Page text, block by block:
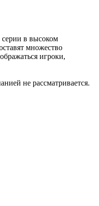
в высоком
множество
игроки,
не рассматривается.